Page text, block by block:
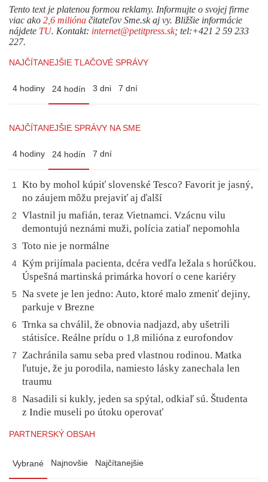
Tento text je platenou formou reklamy. Informujte o svojej firme
viac ako 2,6 milióna čitateľov Sme.sk aj vy. Bližšie informácie
nájdete TU. Kontakt: internet@petitpress.sk; tel:+421 2 59 233
227.
NAJČÍTANEJŠIE TLAČOVÉ SPRÁVY
4 hodiny 24 hodín 3 dni 7 dní
NAJČÍTANEJŠIE SPRÁVY NA SME
4 hodiny 24 hodín 7 dní
1
Kto by mohol kúpiť slovenské Tesco? Favorit je jasný,
no záujem môžu prejaviť aj ďalší
2
Vlastnil ju mafián, teraz Vietnamci. Vzácnu vilu
demontujú neznámi muži, polícia zatiaľ nepomohla
3 Toto nie je normálne
4 Kým prijímala pacienta, dcéra vedľa ležala s horúčkou.
Úspešná martinská primárka hovorí o cene kariéry
5
Na svete je len jedno: Auto, ktoré malo zmeniť dejiny,
parkuje v Brezne
6
Trnka sa chválil, že obnovia nadjazd, aby ušetrili
státisíce. Reálne prídu o 1,8 milióna z eurofondov
7
Zachránila samu seba pred vlastnou rodinou. Matka
ľutuje, že ju porodila, namiesto lásky zanechala len
traumu
8
Nasadili si kukly, jeden sa spýtal, odkiaľ sú. Študenta
z Indie museli po útoku operovať
PARTNERSKÝ OBSAH
Vybrané Najnovšie Najčítanejšie